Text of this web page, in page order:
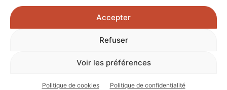
Accepter
Refuser
Voir les préférences
Politique de cookies Politique de confidentialité
Conditions reCAPTCHA
© 2026 - Tous droits réservés - DSI Numérique